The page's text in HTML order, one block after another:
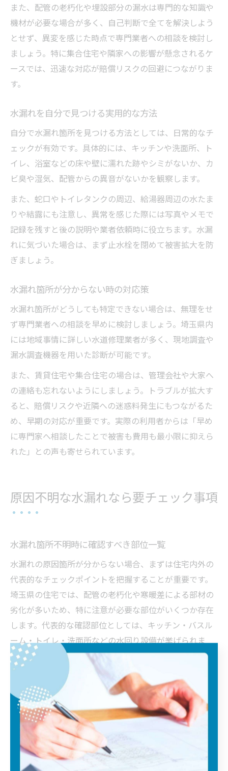
また、配管の老朽化や埋設部分の漏水は専門的な知識や
機材が必要な場合が多く、自己判断で全てを解決しよう
とせず、異変を感じた時点で専門業者への相談を検討し
ましょう。特に集合住宅や隣家への影響が懸念されるケ
ースでは、迅速な対応が賠償リスクの回避につながりま
す。
水漏れを自分で見つける実用的な方法
自分で水漏れ箇所を見つける方法としては、日常的なチ
ェックが有効です。具体的には、キッチンや洗面所、ト
イレ、浴室などの床や壁に濡れた跡やシミがないか、カ
ビ臭や湿気、配管からの異音がないかを観察します。
また、蛇口やトイレタンクの周辺、給湯器周辺の水たま
りや結露にも注意し、異常を感じた際には写真やメモで
記録を残すと後の説明や業者依頼時に役立ちます。水漏
れに気づいた場合は、まず止水栓を閉めて被害拡大を防
ぎましょう。
水漏れ箇所が分からない時の対応策
水漏れ箇所がどうしても特定できない場合は、無理をせ
ず専門業者への相談を早めに検討しましょう。埼玉県内
には地域事情に詳しい水道修理業者が多く、現地調査や
漏水調査機器を用いた診断が可能です。
また、賃貸住宅や集合住宅の場合は、管理会社や大家へ
の連絡も忘れないようにしましょう。トラブルが拡大す
ると、賠償リスクや近隣への迷惑料発生にもつながるた
め、早期の対応が重要です。実際の利用者からは「早め
に専門家へ相談したことで被害も費用も最小限に抑えら
れた」との声も寄せられています。
原因不明な水漏れなら要チェック事項
水漏れ箇所不明時に確認すべき部位一覧
水漏れの原因箇所が分からない場合、まずは住宅内外の
代表的なチェックポイントを把握することが重要です。
埼玉県の住宅では、配管の老朽化や寒暖差による部材の
劣化が多いため、特に注意が必要な部位がいくつか存在
します。代表的な確認部位としては、キッチン・バスル
ーム・トイレ・洗面所などの水回り設備が挙げられま
す。
加えて、給水管や排水管の接続部、壁や天井、床下など
も水漏れが発生しやすいポイントです。屋外では外部蛇
口や給水管、散水栓周辺の地面も要チェックです。これ
らの部位を順番に確認することで、原因箇所の特定につ
ながります。
天井や床下の水漏れサインを見逃さない